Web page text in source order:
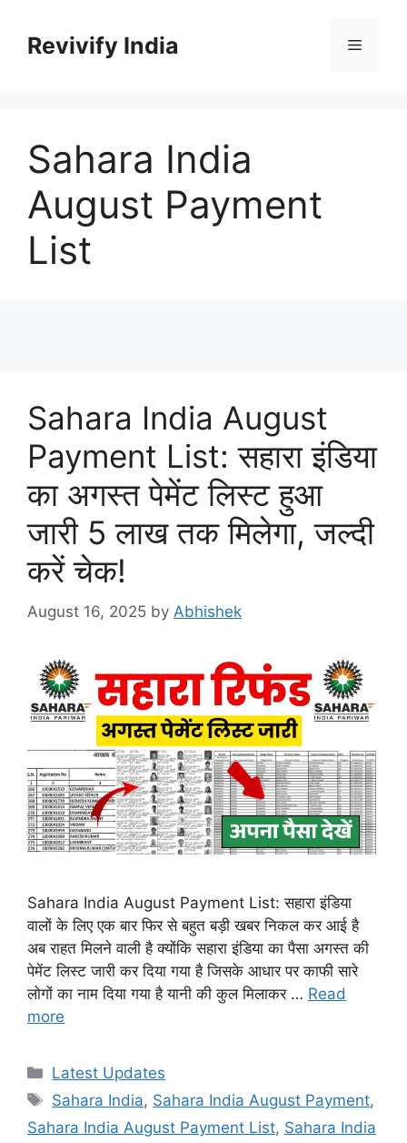
contentRevivify India Menu
Sahara India
August Payment
List
Sahara India August
Payment List: सहारा इंडिया
का अगस्त पेमेंट लिस्ट हुआ
जारी 5 लाख तक मिलेगा, जल्दी
करें चेक!
August 16, 2025 by Abhishek
Sahara India August Payment List: सहारा इंडिया
वालों के लिए एक बार फिर से बहुत बड़ी खबर निकल कर आई है
अब राहत मिलने वाली है क्योंकि सहारा इंडिया का पैसा अगस्त की
पेमेंट लिस्ट जारी कर दिया गया है जिसके आधार पर काफी सारे
लोगों का नाम दिया गया है यानी की कुल मिलाकर … Read
more
Categories
Latest Updates
Tags
Sahara India, Sahara India August Payment,
Sahara India August Payment List, Sahara India